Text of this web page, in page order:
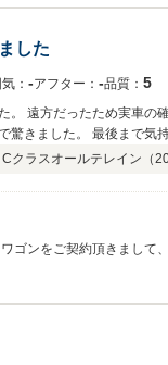
した
： ‐アフター： ‐品質： 5
。 遠方だったため実車
きました。 最後まで気
クラスオールテレイン（
ゴンをご契約頂きまし